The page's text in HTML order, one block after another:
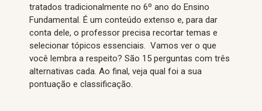
tratados tradicionalmente no 6º ano do Ensino
Fundamental. É um conteúdo extenso e, para dar
conta dele, o professor precisa recortar temas e
selecionar tópicos essenciais. Vamos ver o que
você lembra a respeito? São 15 perguntas com três
alternativas cada. Ao final, veja qual foi a sua
pontuação e classificação.